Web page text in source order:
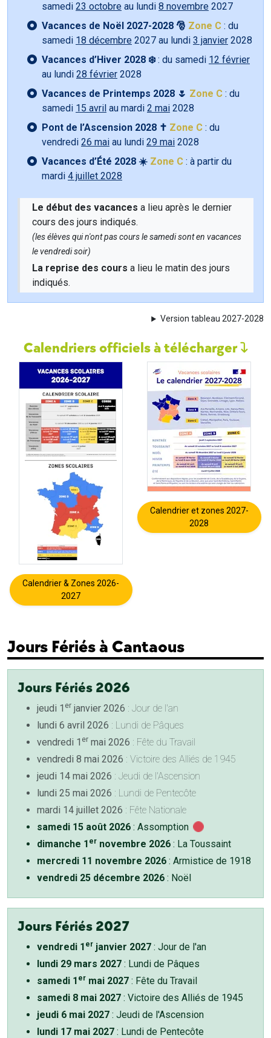
samedi 23 octobre au lundi 8 novembre 2027
Vacances de Noël 2027-2028 🎅 Zone C : du
samedi 18 décembre 2027 au lundi 3 janvier 2028
Vacances d’Hiver 2028 ❄️: du samedi 12 février
au lundi 28 février 2028
Vacances de Printemps 2028 🌷 Zone C : du
samedi 15 avril au mardi 2 mai 2028
Pont de l’Ascension 2028 ✝️ Zone C : du
vendredi 26 mai au lundi 29 mai 2028
Vacances d’Été 2028 ☀️ Zone C : à partir du
mardi 4 juillet 2028
Le début des vacances a lieu après le dernier
cours des jours indiqués.
(les élèves qui n'ont pas cours le samedi sont en vacances
le vendredi soir)
La reprise des cours a lieu le matin des jours
indiqués.
Version tableau 2027-2028
Calendriers officiels à télécharger
Calendrier & Zones 2026-
2027
Calendrier et zones 2027-
2028
Jours Fériés à Cantaous
Jours Fériés 2026
jeudi 1 er janvier 2026 : Jour de l'an
lundi 6 avril 2026 : Lundi de Pâques
vendredi 1 er mai 2026 : Fête du Travail
vendredi 8 mai 2026 : Victoire des Alliés de 1945
jeudi 14 mai 2026 : Jeudi de l'Ascension
lundi 25 mai 2026 : Lundi de Pentecôte
mardi 14 juillet 2026 : Fête Nationale
samedi 15 août 2026 : Assomption
dimanche 1 er novembre 2026 : La Toussaint
mercredi 11 novembre 2026 : Armistice de 1918
vendredi 25 décembre 2026 : Noël
Jours Fériés 2027
vendredi 1 er janvier 2027 : Jour de l'an
lundi 29 mars 2027 : Lundi de Pâques
samedi 1 er mai 2027 : Fête du Travail
samedi 8 mai 2027 : Victoire des Alliés de 1945
jeudi 6 mai 2027 : Jeudi de l'Ascension
lundi 17 mai 2027 : Lundi de Pentecôte